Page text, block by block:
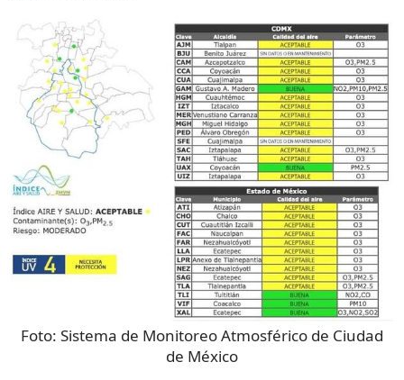
Foto: Sistema de Monitoreo Atmosférico de Ciudad
de México